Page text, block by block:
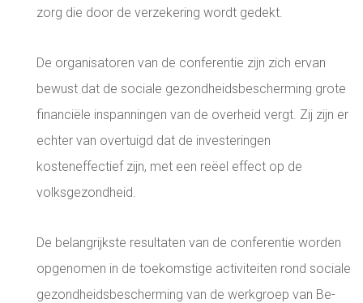
zorg die door de verzekering wordt gedekt.
De organisatoren van de conferentie zijn zich ervan
bewust dat de sociale gezondheidsbescherming grote
financiële inspanningen van de overheid vergt. Zij zijn er
echter van overtuigd dat de investeringen
kosteneffectief zijn, met een reëel effect op de
volksgezondheid.
De belangrijkste resultaten van de conferentie worden
opgenomen in de toekomstige activiteiten rond sociale
gezondheidsbescherming van de werkgroep van Be-